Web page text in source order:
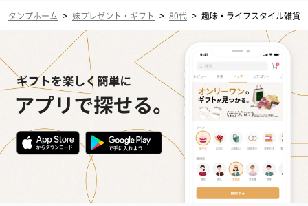
タンプホーム > 妹プレゼント・ギフト > 80代 > 趣味・ライフスタイル雑貨